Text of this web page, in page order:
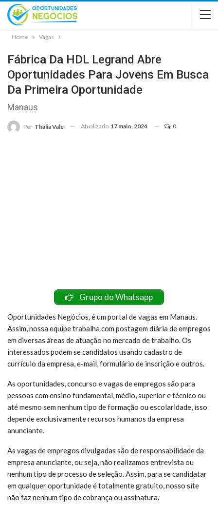
Home Vagas
Fábrica Da HDL Legrand Abre
Oportunidades Para Jovens Em Busca
Da Primeira Oportunidade
Manaus
Por Thalia Vale Atualizado 17 maio, 2024 0
Grupo do Whatsapp
Oportunidades Negócios, é um portal de vagas em Manaus.
Assim, nossa equipe trabalha com postagem diária de empregos
em diversas áreas de atuação no mercado de trabalho. Os
interessados podem se candidatos usando cadastro de
currículo da empresa, e-mail, formulário de inscrição e outros.
As oportunidades, concurso e vagas de empregos são para
pessoas com ensino fundamental, médio, superior e técnico ou
até mesmo sem nenhum tipo de formação ou escolaridade, isso
depende exclusivamente recursos humanos da empresa
anunciante.
As vagas de empregos divulgadas são de responsabilidade da
empresa anunciante, ou seja, não realizamos entrevista ou
nenhum tipo de processo de seleção. Assim, para se candidatar
em qualquer oportunidade é totalmente gratuito, nosso site
não faz nenhum tipo de cobrança ou assinatura.